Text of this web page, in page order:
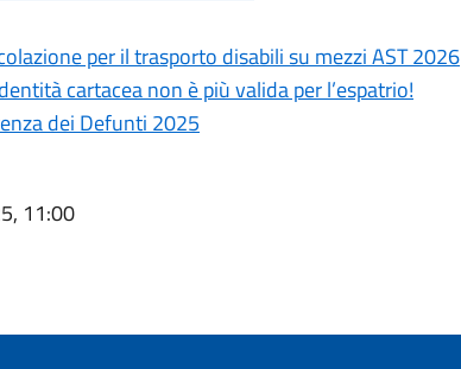
per il trasporto disabili su mezzi AST 2026
cartacea non è più valida per l’espatrio!
dei Defunti 2025
11:00